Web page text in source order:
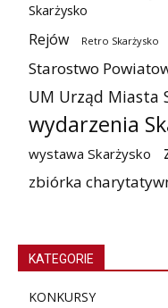
Skarżysko
Rejów Retro Skarżysko
Starostwo
UM Urząd Miasta
wydarzenia
wystawa Skarżysko
zbiórka
KATEGORIE
KONKURSY